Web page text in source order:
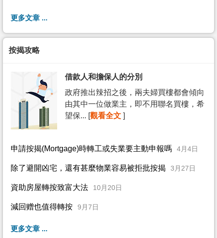
更多文章 ...
按揭攻略
借款人和擔保人的分別
政府推出辣招之後，兩夫婦買樓都會傾向
由其中一位做業主，即不用聯名買樓，希
望保... [觀看全文 ]
申請按揭(Mortgage)時轉工或失業要主動申報嗎 4月4日
除了避開凶宅，還有甚麼物業容易被拒批按揭 3月27日
資助房屋轉按致富大法 10月20日
減回赠也值得轉按 9月7日
更多文章 ...